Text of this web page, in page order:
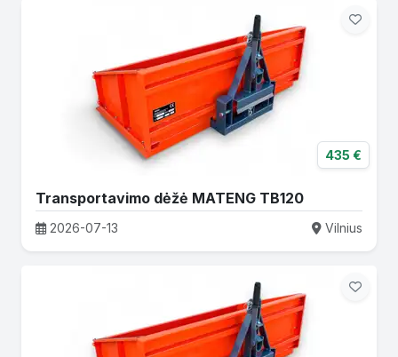
435 €
Transportavimo dėžė MATENG TB120
2026-07-13 Vilnius